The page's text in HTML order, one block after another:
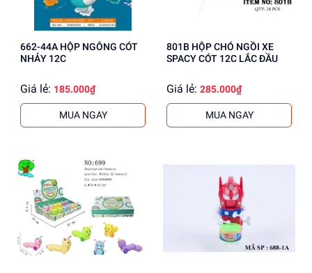
662-44A HỘP NGỖNG CÓT
NHẢY 12C
Giá lẻ: 185.000₫
MUA NGAY
801B HỘP CHÓ NGỒI XE
SPACY CÓT 12C LẮC ĐẦU
Giá lẻ: 285.000₫
MUA NGAY